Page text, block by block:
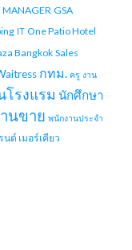
MANAGER GSA
IT One Patio Hotel
Bangkok Sales
กทม. ครู งาน
โรงแรม นักศึกษา
นขาย พนักงานประจำ
ด์ เมอร์เคียว